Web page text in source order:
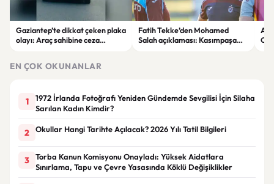
Gaziantep’te dikkat çeken plaka
olayı: Araç sahibine ceza
Fatih Tekke’den Mohamed
Salah açıklaması: Kasımpaşa
EN ÇOK OKUNANLAR
1
1972 İrlanda Fotoğrafı Yeniden Gündemde Sevgilisi İçin Silaha
Sarılan Kadın Kimdir?
2 Okullar Hangi Tarihte Açılacak? 2026 Yılı Tatil Bilgileri
3
Torba Kanun Komisyonu Onayladı: Yüksek Aidatlara
Sınırlama, Tapu ve Çevre Yasasında Köklü Değişiklikler